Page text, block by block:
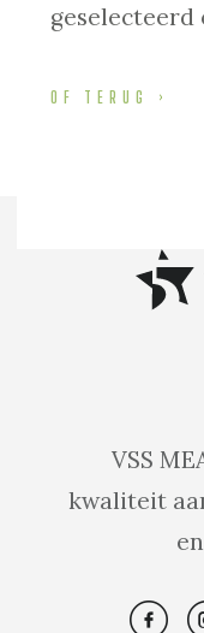
geselecteerd
OF TERUG
VSS
kwaliteit